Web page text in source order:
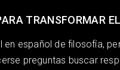
TRANSFORMAR
en español de filosofía,
preguntas buscar